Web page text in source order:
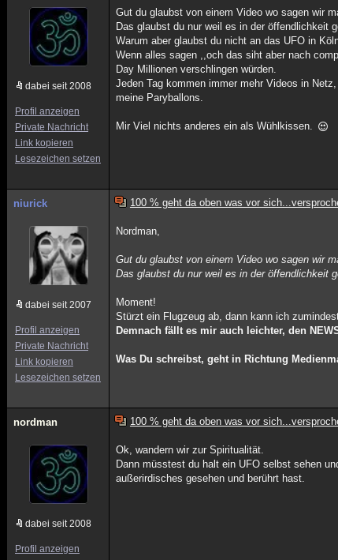
dabei seit 2008
Profil anzeigen
Private Nachricht
Link kopieren
Lesezeichen setzen
Gut du glaubst von einem Video wo sagen wir
Das glaubst du nur weil es in der öffendlichkeit
Warum aber glaubst du nicht an das UFO in
Wenn alles sagen ,,och das siht aber nach
Day Millionen verschlingen würden.
Jeden Tag kommen immer mehr Videos in
meine Paryballons.
Mir Viel nichts anderes ein als Wühlkissen.
niurick
dabei seit 2007
Profil anzeigen
Private Nachricht
Link kopieren
Lesezeichen setzen
100 % geht da oben was vor
Nordman,
Gut du glaubst von einem Video wo sagen wir
Das glaubst du nur weil es in der öffendlichkeit
Moment!
Stürzt ein Flugzeug ab, dann kann ich
Demnach fällt es mir auch leichter, den
Was Du schreibst, geht in Richtung
nordman
dabei seit 2008
Profil anzeigen
100 % geht da oben was vor
Ok, wandern wir zur Spiritualität.
Dann müsstest du halt ein UFO selbst sehen
außerirdisches gesehen und berührt hast.